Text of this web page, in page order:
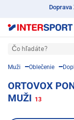
Čo hľadáte?
Muži Oblečenie
ORTOVOX
MUŽI 13